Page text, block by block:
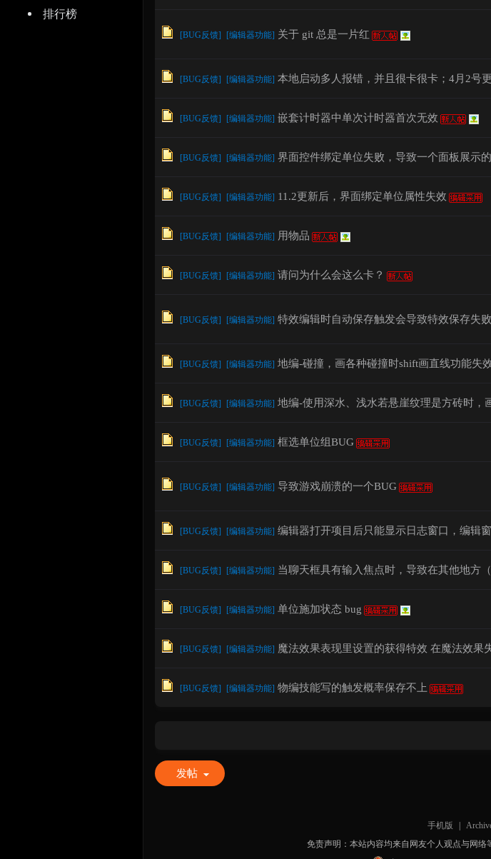
排行榜
论
[BUG反馈] [编辑器功能] 关于 git 总是一片红
[BUG反馈] [编辑器功能] 本地启动多人报错，并且很卡很卡；4月2号
[BUG反馈] [编辑器功能] 嵌套计时器中单次计时器首次无效
[BUG反馈] [编辑器功能] 界面控件绑定单位失败，导致一个面板展示
[BUG反馈] [编辑器功能] 11.2更新后，界面绑定单位属性失效
[BUG反馈] [编辑器功能] 用物品
[BUG反馈] [编辑器功能] 请问为什么会这么卡？
[BUG反馈] [编辑器功能] 特效编辑时自动保存触发会导致特效保存失败
[BUG反馈] [编辑器功能] 地编-碰撞，画各种碰撞时shift画直线功能失
[BUG反馈] [编辑器功能] 地编-使用深水、浅水若悬崖纹理是方砖时，
[BUG反馈] [编辑器功能] 框选单位组BUG
[BUG反馈] [编辑器功能] 导致游戏崩溃的一个BUG
[BUG反馈] [编辑器功能] 编辑器打开项目后只能显示日志窗口，编辑
[BUG反馈] [编辑器功能] 当聊天框具有输入焦点时，导致在其他地方
[BUG反馈] [编辑器功能] 单位施加状态 bug
[BUG反馈] [编辑器功能] 魔法效果表现里设置的获得特效 在魔法效果
[BUG反馈] [编辑器功能] 物编技能写的触发概率保存不上
发帖
手机版
免责声明：本站内容均来自网友个人观点与网